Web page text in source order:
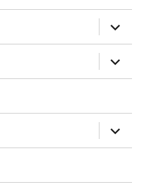
expand
child
menu
expand
child
menu
expand
child
menu